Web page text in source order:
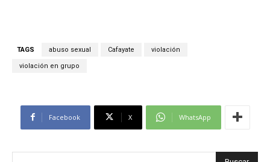
TAGS abuso sexual Cafayate violación
violación en grupo
Facebook X WhatsApp